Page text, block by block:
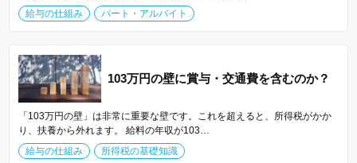
給与の仕組み
パート・アルバイト
103万円の壁に賞与・交通費を含むのか？
「103万円の壁」は非常に重要な壁です。これを超えると、所得税がかか
り、扶養から外れます。 給料の年収が103…
給与の仕組み
所得税の基礎知識